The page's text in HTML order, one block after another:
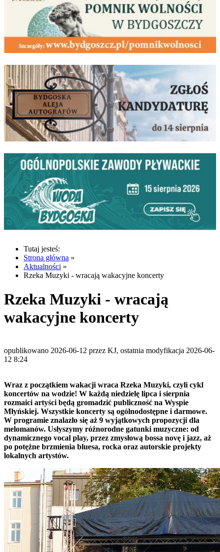
Tutaj jesteś:
Strona główna »
Aktualności »
Rzeka Muzyki - wracają wakacyjne koncerty
Rzeka Muzyki - wracają
wakacyjne koncerty
opublikowano 2026-06-12 przez KJ, ostatnia modyfikacja 2026-06-
12 8:24
Wraz z początkiem wakacji wraca Rzeka Muzyki, czyli cykl
koncertów na wodzie! W każdą niedzielę lipca i sierpnia
rozmaici artyści będą gromadzić publiczność na Wyspie
Młyńskiej. Wszystkie koncerty są ogólnodostępne i darmowe.
W programie znalazło się aż 9 wyjątkowych propozycji dla
melomanów. Usłyszymy różnorodne gatunki muzyczne: od
dynamicznego vocal play, przez zmysłową bossa novę i jazz, aż
po potężne brzmienia bluesa, rocka oraz autorskie projekty
lokalnych artystów.